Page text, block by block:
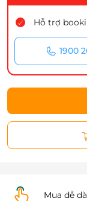
Hỗ trợ
1900
Mua dễ